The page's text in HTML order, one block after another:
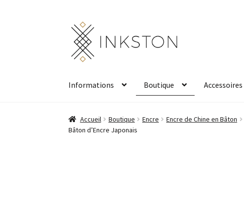
Aller
la
navigation
Aller
au
contenu
Informations Boutique Accessoires
Accueil Boutique Encre Encre de Chine en Bâton
Bâton d’Encre Japonais